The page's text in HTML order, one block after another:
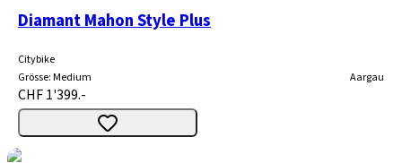
Diamant Mahon Style Plus
Citybike
Grösse:Medium Aargau
CHF 1'399.-